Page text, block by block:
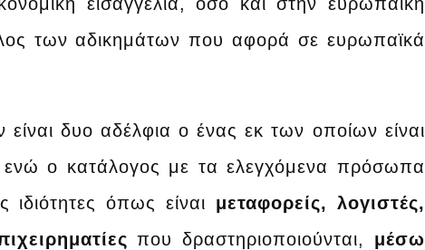
των αδικημάτων που αφορά σε ευρωπαϊκά
δυο αδέλφια ο ένας εκ των οποίων είναι
ο κατάλογος με τα ελεγχόμενα πρόσωπα
ιδιότητες όπως είναι μεταφορείς, λογιστές,
που δραστηριοποιούνται, μέσω